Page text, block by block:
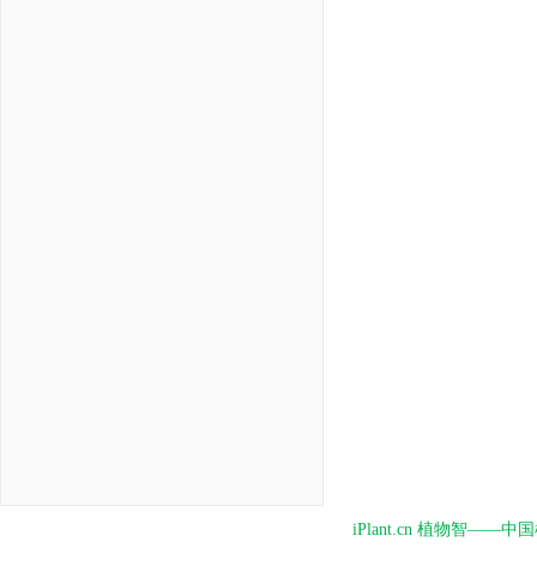
iPlant.cn 植物智——中国